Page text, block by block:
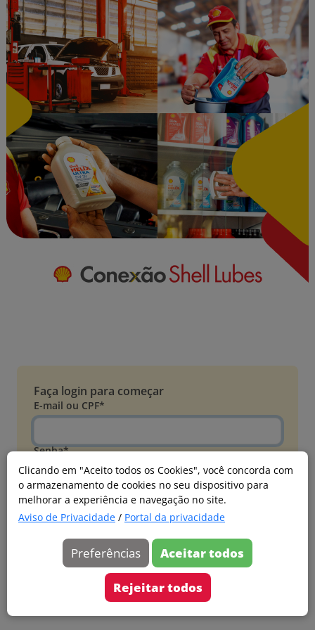
Clicando em "Aceito todos os Cookies", você concorda com
o armazenamento de cookies no seu dispositivo para
melhorar a experiência e navegação no site.
Aviso de Privacidade / Portal da privacidade
Preferências Aceitar todos
Rejeitar todos
Faça login para começar
E-mail ou CPF*
Senha*
Esqueci minha senha
Entrar
Acessar com Microsoft
Ainda não faz parte?
Cadastre-se
Versão 20260805.7